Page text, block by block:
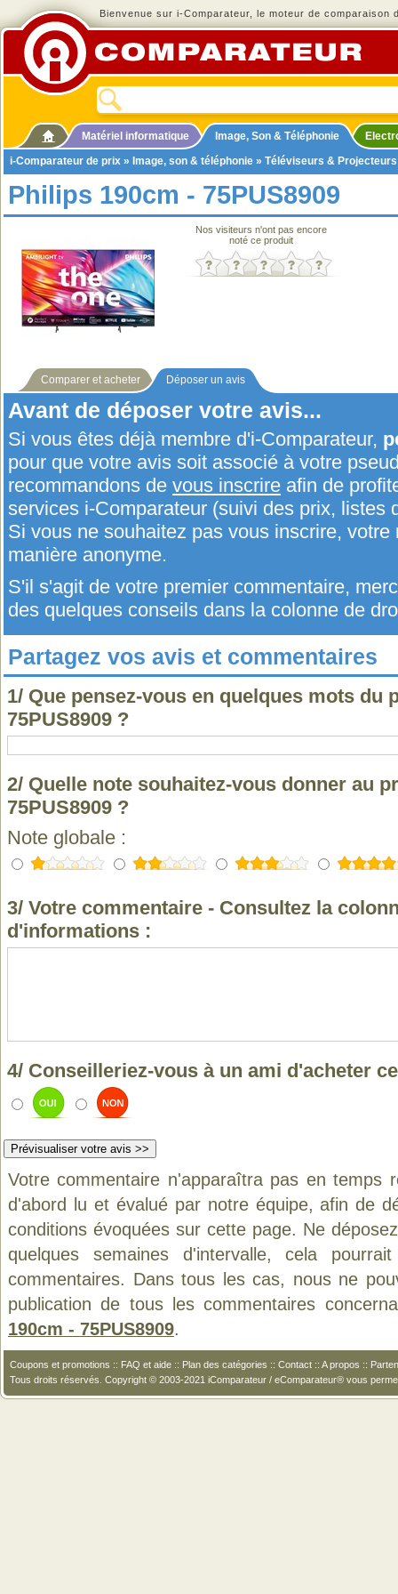
Bienvenue sur i-Comparateur, le moteur de comparaison
Matériel informatique Image, Son & Téléphonie
i-Comparateur de prix » Image, son & téléphonie » Téléviseurs & Projecteurs
Philips 190cm - 75PUS8909
Nos visiteurs n'ont pas encore
noté ce produit
Comparer et acheter Déposer un avis
Avant de déposer votre avis...
Si vous êtes déjà membre d'i-Comparateur,
pour que votre avis soit associé à votre
recommandons de vous inscrire afin de
services i-Comparateur (suivi des prix, listes
Si vous ne souhaitez pas vous inscrire,
manière anonyme.
S'il s'agit de votre premier commentaire,
des quelques conseils dans la colonne de
Partagez vos avis et commentaires
1/ Que pensez-vous en quelques mots du
75PUS8909 ?
2/ Quelle note souhaitez-vous donner au
75PUS8909 ?
Note globale :
3/ Votre commentaire - Consultez la
d'informations :
4/ Conseilleriez-vous à un ami d'acheter
Votre commentaire n'apparaîtra pas en temps
d'abord lu et évalué par notre équipe, afin de
conditions évoquées sur cette page. Ne
quelques semaines d'intervalle, cela
commentaires. Dans tous les cas, nous ne
publication de tous les commentaires
190cm - 75PUS8909.
Coupons et promotions :: FAQ et aide :: Plan des catégories :: Contact :: A propos ::
Tous droits réservés. Copyright © 2003-2021 iComparateur / eComparateur® vous